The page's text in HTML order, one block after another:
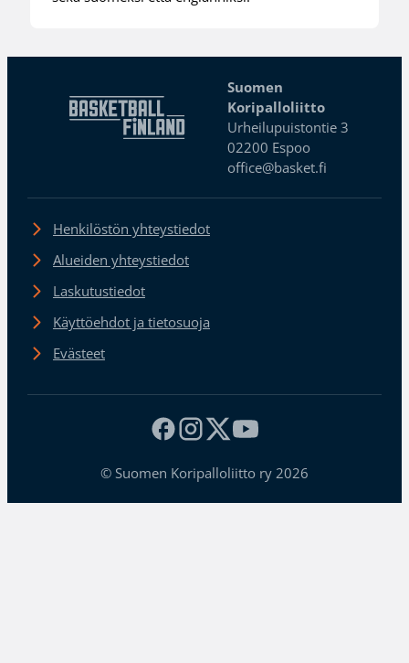
Suomen
Koripalloliitto
Urheilupuistontie 3
02200 Espoo
office@basket.fi
Henkilöstön yhteystiedot
Alueiden yhteystiedot
Laskutustiedot
Käyttöehdot ja tietosuoja
Evästeet
© Suomen Koripalloliitto ry 2026